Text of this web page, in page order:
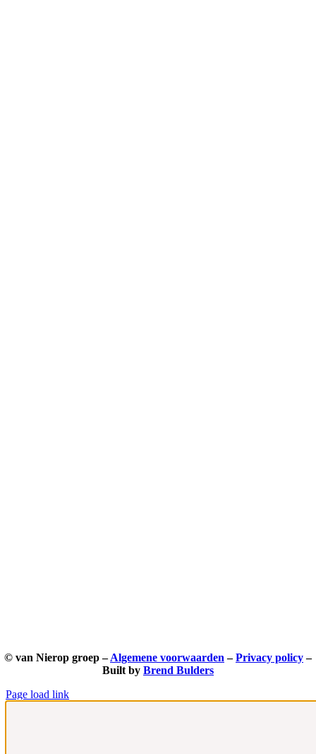
© van Nierop groep –Algemene voorwaarden –Privacy policy–
Built by Brend Bulders
Page load link
Ga